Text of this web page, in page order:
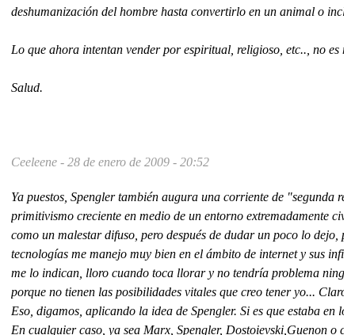
deshumanización del hombre hasta convertirlo en un animal o
Lo que ahora intentan vender por espiritual, religioso, etc.., no es
Salud.
Ceeleene - 28 de enero de 2009 - 20:52
Ya puestos, Spengler también augura una corriente de "segunda
primitivismo creciente en medio de un entorno extremadamente
como un malestar difuso, pero después de dudar un poco lo dejo,
tecnologías me manejo muy bien en el ámbito de internet y sus
me lo indican, lloro cuando toca llorar y no tendría problema
porque no tienen las posibilidades vitales que creo tener yo... Claro
Eso, digamos, aplicando la idea de Spengler. Si es que estaba en lo
En cualquier caso, ya sea Marx, Spengler, Dostoievski,Guenon o